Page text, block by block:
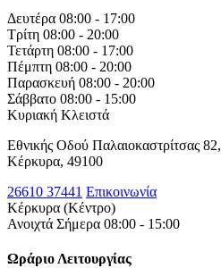
Δευτέρα 08:00 - 17:00
Τρίτη 08:00 - 20:00
Τετάρτη 08:00 - 17:00
Πέμπτη 08:00 - 20:00
Παρασκευή 08:00 - 20:00
Σάββατο 08:00 - 15:00
Κυριακή Κλειστά
Εθνικής Οδού Παλαιοκαστρίτσας 82,
Κέρκυρα, 49100
26610 37441 Επικοινωνία
Κέρκυρα (Κέντρο)
Ανοιχτά Σήμερα 08:00 - 15:00
Ωράριο Λειτουργίας